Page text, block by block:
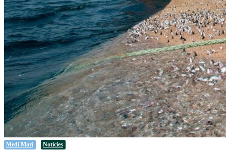
Medi Marí Notícies